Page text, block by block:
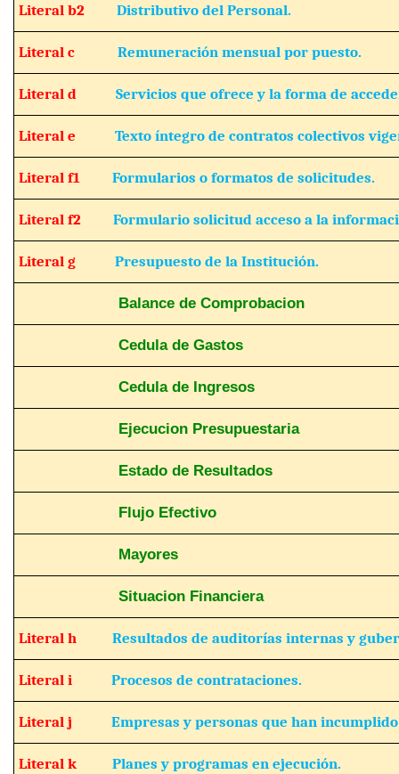
Literal b2 Distributivo del Personal.
Literal c Remuneración mensual por puesto.
Literal d Servicios que ofrece y la forma de
Literal e Texto íntegro de contratos colectivos
Literal f1 Formularios o formatos de solicitudes.
Literal f2 Formulario solicitud acceso a la
Literal g Presupuesto de la Institución.
Balance de Comprobacion
Cedula de Gastos
Cedula de Ingresos
Ejecucion Presupuestaria
Estado de Resultados
Flujo Efectivo
Mayores
Situacion Financiera
Literal h Resultados de auditorías internas y
Literal i Procesos de contrataciones.
Literal j Empresas y personas que han
Literal k Planes y programas en ejecución.